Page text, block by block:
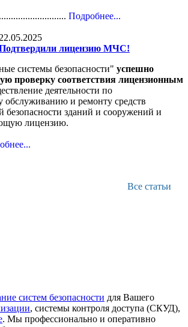
............................ Подробнее...
22.05.2025
лицензию МЧС!
системы безопасности" успешно
проверку соответствия лицензионным
деятельности по
обслуживанию и ремонту средств
безопасности зданий и сооружений и
лицензию.
Все статьи
систем безопасности для Вашего
, системы контроля доступа (СКУД),
. Мы профессионально и оперативно